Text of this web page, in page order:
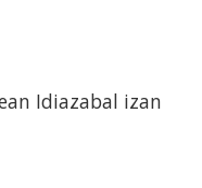
Idiazabal izan